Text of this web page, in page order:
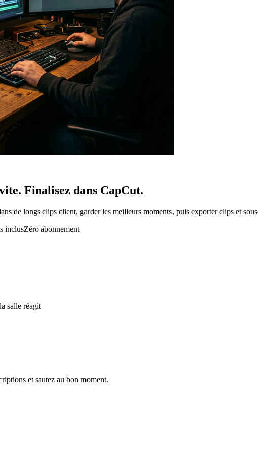
Finalisez dans CapCut.
de longs clips client, garder les meilleurs moments, puis exporter clips et
inclusZéro abonnement
salle réagit
et sautez au bon moment.